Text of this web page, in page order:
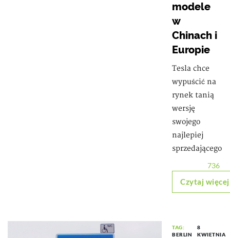
modele
w
Chinach i
Europie
Tesla chce
wypuścić na
rynek tanią
wersję
swojego
najlepiej
sprzedającego
736
Czytaj więcej
TAG:
BERLIN
8
KWIETNIA